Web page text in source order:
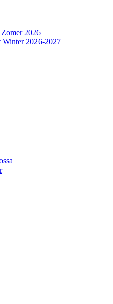
2026
Winter 2026-2027